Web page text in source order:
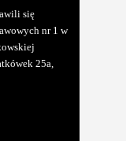
się
nr 1 w
25a,